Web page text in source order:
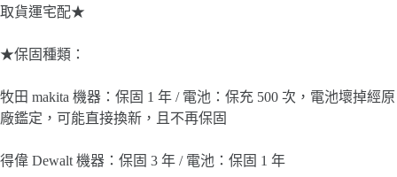
取貨運宅配★
★保固種類：
牧田 makita 機器：保固 1 年 / 電池：保充 500 次，電池壞掉經原
廠鑑定，可能直接換新，且不再保固
得偉 Dewalt 機器：保固 3 年 / 電池：保固 1 年